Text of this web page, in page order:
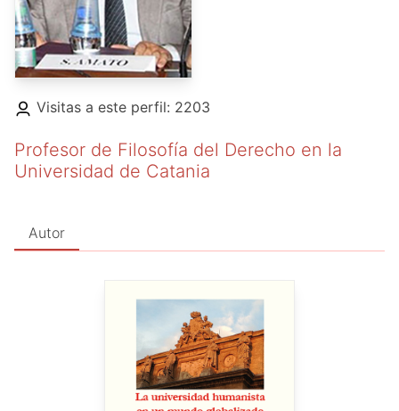
Visitas a este perfil: 2203
Profesor de Filosofía del Derecho en la
Universidad de Catania
Autor